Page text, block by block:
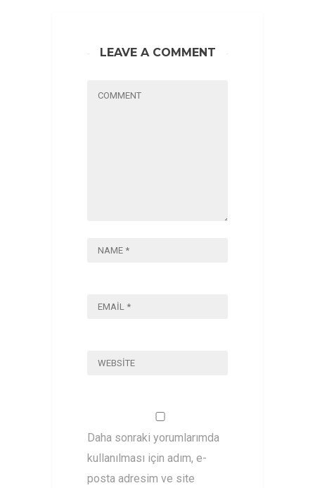
LEAVE A COMMENT
Daha sonraki yorumlarımda
kullanılması için adım, e-
posta adresim ve site